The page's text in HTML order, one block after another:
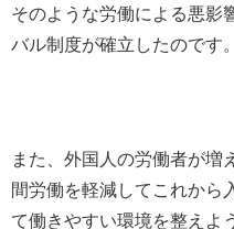
そのような労働による悪影
バル制度が確立したのです。
また、外国人の労働者が増
間労働を軽減してこれから
て働きやすい環境を整えよ